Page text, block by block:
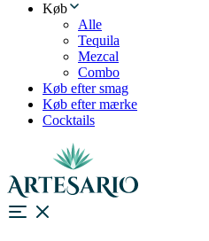
Køb
Alle
Tequila
Mezcal
Combo
Køb efter smag
Køb efter mærke
Cocktails